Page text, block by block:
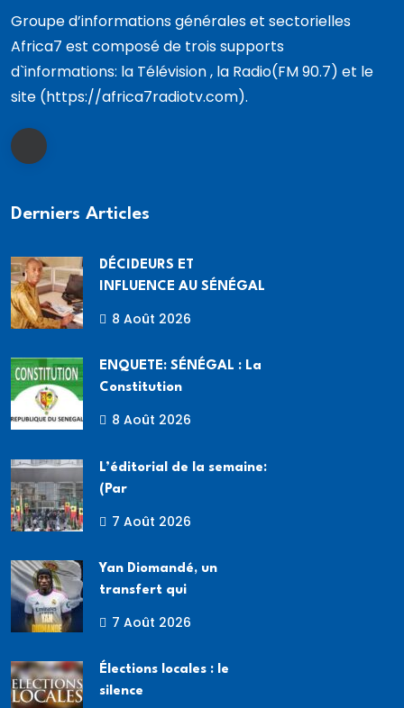
Groupe d’informations générales et sectorielles
Africa7 est composé de trois supports
d`informations: la Télévision , la Radio(FM 90.7) et le
site (https://africa7radiotv.com).
Derniers Articles
DÉCIDEURS ET
INFLUENCE AU SÉNÉGAL
8 Août 2026
ENQUETE: SÉNÉGAL : La
Constitution
8 Août 2026
L’éditorial de la semaine:
(Par
7 Août 2026
Yan Diomandé, un
transfert qui
7 Août 2026
Élections locales : le
silence